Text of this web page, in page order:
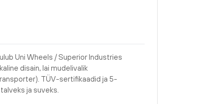
Uni Wheels / Superior Industries
disain, lai mudelivalik
TÜV-sertifikaadid ja 5-
ja suveks.